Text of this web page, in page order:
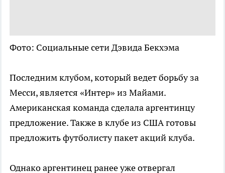
Фото: Социальные сети Дэвида Бекхэма
Последним клубом, который ведет борьбу за
Месси, является «Интер» из Майами.
Американская команда сделала аргентинцу
предложение. Также в клубе из США готовы
предложить футболисту пакет акций клуба.
Однако аргентинец ранее уже отвергал